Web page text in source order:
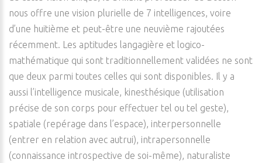
nous offre une vision plurielle de 7 intelligences, voire
d’une huitième et peut-être une neuvième rajoutées
récemment. Les aptitudes langagière et logico-
mathématique qui sont traditionnellement validées ne sont
que deux parmi toutes celles qui sont disponibles. Il y a
aussi l’intelligence musicale, kinesthésique (utilisation
précise de son corps pour effectuer tel ou tel geste),
spatiale (repérage dans l’espace), interpersonnelle
(entrer en relation avec autrui), intrapersonnelle
(connaissance introspective de soi-même), naturaliste